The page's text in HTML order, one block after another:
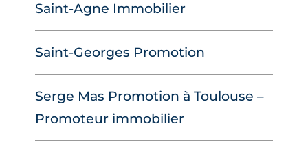
Saint-Agne Immobilier
Saint-Georges Promotion
Serge Mas Promotion à Toulouse –
Promoteur immobilier